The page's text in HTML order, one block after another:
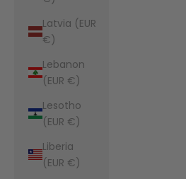
Latvia (EUR
€)
Lebanon
(EUR €)
Lesotho
(EUR €)
Liberia
(EUR €)